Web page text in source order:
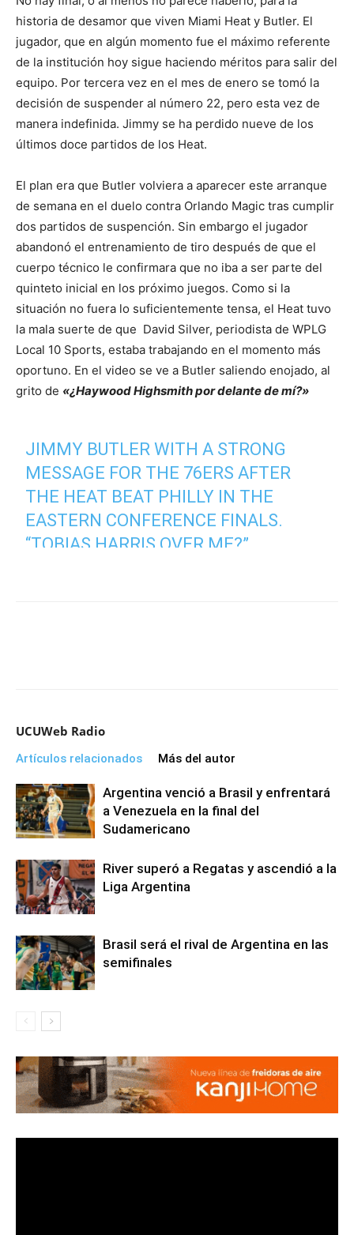
historia de desamor que viven Miami Heat y Butler. El
jugador, que en algún momento fue el máximo referente
de la institución hoy sigue haciendo méritos para salir del
equipo. Por tercera vez en el mes de enero se tomó la
decisión de suspender al número 22, pero esta vez de
manera indefinida. Jimmy se ha perdido nueve de los
últimos doce partidos de los Heat.
El plan era que Butler volviera a aparecer este arranque
de semana en el duelo contra Orlando Magic tras cumplir
dos partidos de suspención. Sin embargo el jugador
abandonó el entrenamiento de tiro después de que el
cuerpo técnico le confirmara que no iba a ser parte del
quinteto inicial en los próximo juegos. Como si la
situación no fuera lo suficientemente tensa, el Heat tuvo
la mala suerte de que David Silver, periodista de WPLG
Local 10 Sports, estaba trabajando en el momento más
oportuno. En el video se ve a Butler saliendo enojado, al
grito de «¿Haywood Highsmith por delante de mí?»
JIMMY BUTLER WITH A STRONG
MESSAGE FOR THE 76ERS AFTER
THE HEAT BEAT PHILLY IN THE
EASTERN CONFERENCE FINALS.
“TOBIAS HARRIS OVER ME?”
(@LOCAL10SPORTS)
UCUWeb Radio
Artículos relacionados Más del autor
Argentina venció a Brasil y enfrentará
a Venezuela en la final del
Sudamericano
River superó a Regatas y ascendió a la
Liga Argentina
Brasil será el rival de Argentina en las
semifinales